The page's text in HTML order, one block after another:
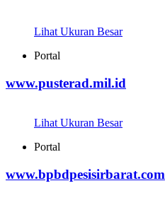
Lihat Ukuran Besar
Portal
www.pusterad.mil.id
Lihat Ukuran Besar
Portal
www.bpbdpesisirbarat.com